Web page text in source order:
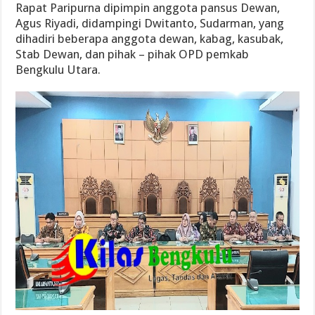
Rapat Paripurna dipimpin anggota pansus Dewan,
Agus Riyadi, didampingi Dwitanto, Sudarman, yang
dihadiri beberapa anggota dewan, kabag, kasubak,
Stab Dewan, dan pihak – pihak OPD pemkab
Bengkulu Utara.